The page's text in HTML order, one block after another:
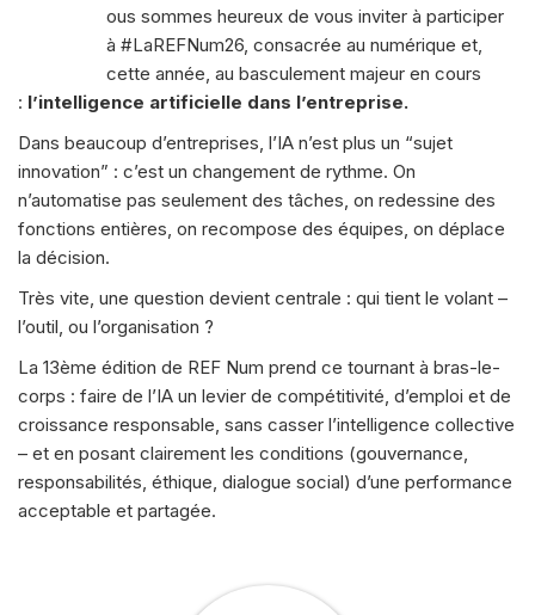
ous sommes heureux de vous inviter à participer
à #LaREFNum26, consacrée au numérique et,
cette année, au basculement majeur en cours
: l’intelligence artificielle dans l’entreprise.
Dans beaucoup d’entreprises, l’IA n’est plus un “sujet
innovation” : c’est un changement de rythme. On
n’automatise pas seulement des tâches, on redessine des
fonctions entières, on recompose des équipes, on déplace
la décision.
Très vite, une question devient centrale : qui tient le volant –
l’outil, ou l’organisation ?
La 13ème édition de REF Num prend ce tournant à bras-le-
corps : faire de l’IA un levier de compétitivité, d’emploi et de
croissance responsable, sans casser l’intelligence collective
– et en posant clairement les conditions (gouvernance,
responsabilités, éthique, dialogue social) d’une performance
acceptable et partagée.